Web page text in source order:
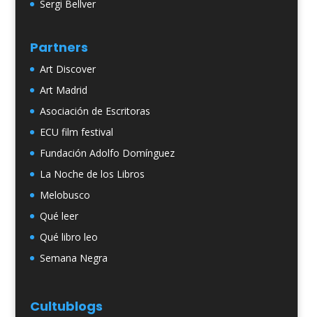
Sergi Bellver
Partners
Art Discover
Art Madrid
Asociación de Escritoras
ECU film festival
Fundación Adolfo Domínguez
La Noche de los Libros
Melobusco
Qué leer
Qué libro leo
Semana Negra
Cultublogs